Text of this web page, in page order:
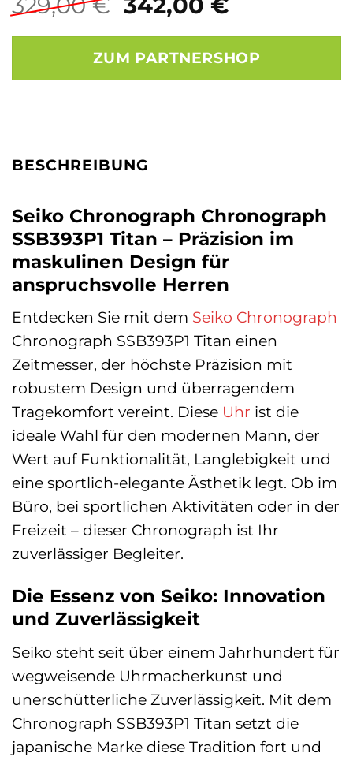
Preis
war:
329,00 €
ist:
342,00 €.
ZUM PARTNERSHOP
BESCHREIBUNG
Seiko Chronograph Chronograph
SSB393P1 Titan – Präzision im
maskulinen Design für
anspruchsvolle Herren
Entdecken Sie mit dem Seiko Chronograph
Chronograph SSB393P1 Titan einen
Zeitmesser, der höchste Präzision mit
robustem Design und überragendem
Tragekomfort vereint. Diese Uhr ist die
ideale Wahl für den modernen Mann, der
Wert auf Funktionalität, Langlebigkeit und
eine sportlich-elegante Ästhetik legt. Ob im
Büro, bei sportlichen Aktivitäten oder in der
Freizeit – dieser Chronograph ist Ihr
zuverlässiger Begleiter.
Die Essenz von Seiko: Innovation
und Zuverlässigkeit
Seiko steht seit über einem Jahrhundert für
wegweisende Uhrmacherkunst und
unerschütterliche Zuverlässigkeit. Mit dem
Chronograph SSB393P1 Titan setzt die
japanische Marke diese Tradition fort und